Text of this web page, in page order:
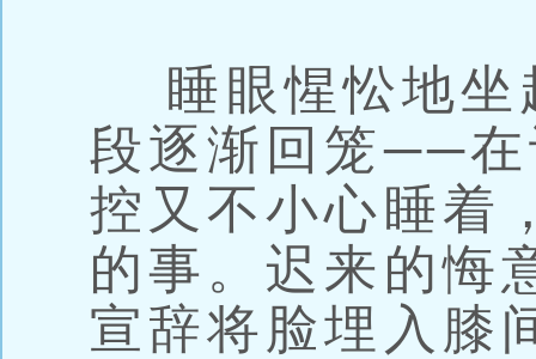
睡眼惺忪地坐
段逐渐回笼──
控又不小心睡着
的事。迟来的悔
宣辞将脸埋入膝